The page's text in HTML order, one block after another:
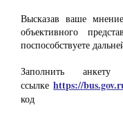
Высказав ваше
объективного
поспособствуете
Заполнить
ссылкеhttps://
код